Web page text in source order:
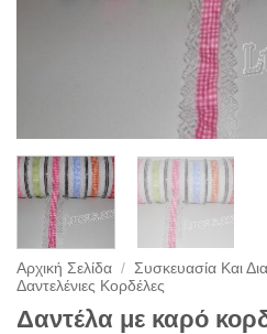
Αρχική Σελίδα / Συσκευασία Και
Δαντελένιες Κορδέλες
Δαντέλα με καρό